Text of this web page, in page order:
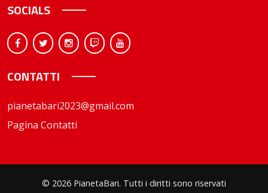
SOCIALS
CONTATTI
pianetabari2023@gmail.com
Pagina Contatti
© 2026 PianetaBari. Tutti i diritti sono riservati